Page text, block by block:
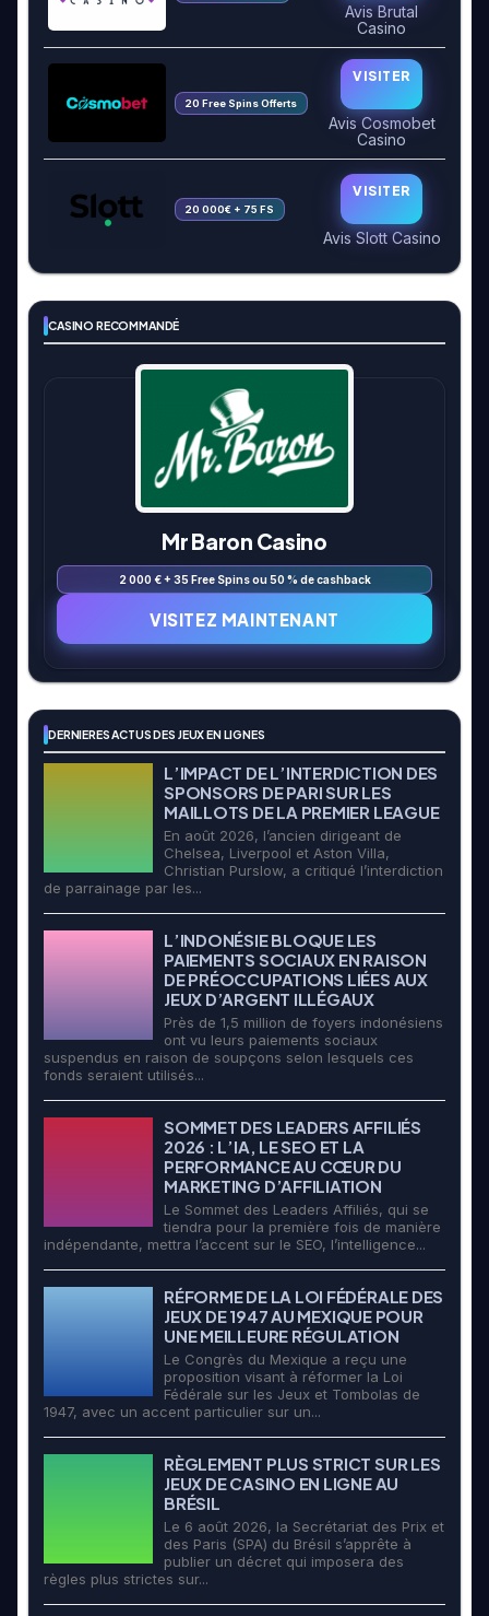
Avis Brutal
Casino
20 Free Spins Offerts
VISITER
Avis Cosmobet
Casino
20 000€ + 75 FS
VISITER
Avis Slott Casino
CASINO RECOMMANDÉ
Mr Baron Casino
2 000 € + 35 Free Spins ou 50 % de cashback
VISITEZ MAINTENANT
DERNIERES ACTUS DES JEUX EN LIGNES
L’IMPACT DE L’INTERDICTION DES
SPONSORS DE PARI SUR LES
MAILLOTS DE LA PREMIER LEAGUE
En août 2026, l’ancien dirigeant de
Chelsea, Liverpool et Aston Villa,
Christian Purslow, a critiqué l’interdiction
de parrainage par les...
L’INDONÉSIE BLOQUE LES
PAIEMENTS SOCIAUX EN RAISON
DE PRÉOCCUPATIONS LIÉES AUX
JEUX D’ARGENT ILLÉGAUX
Près de 1,5 million de foyers indonésiens
ont vu leurs paiements sociaux
suspendus en raison de soupçons selon lesquels ces
fonds seraient utilisés...
SOMMET DES LEADERS AFFILIÉS
2026 : L’IA, LE SEO ET LA
PERFORMANCE AU CŒUR DU
MARKETING D’AFFILIATION
Le Sommet des Leaders Affiliés, qui se
tiendra pour la première fois de manière
indépendante, mettra l’accent sur le SEO, l’intelligence...
RÉFORME DE LA LOI FÉDÉRALE DES
JEUX DE 1947 AU MEXIQUE POUR
UNE MEILLEURE RÉGULATION
Le Congrès du Mexique a reçu une
proposition visant à réformer la Loi
Fédérale sur les Jeux et Tombolas de
1947, avec un accent particulier sur un...
RÈGLEMENT PLUS STRICT SUR LES
JEUX DE CASINO EN LIGNE AU
BRÉSIL
Le 6 août 2026, la Secrétariat des Prix et
des Paris (SPA) du Brésil s’apprête à
publier un décret qui imposera des
règles plus strictes sur...